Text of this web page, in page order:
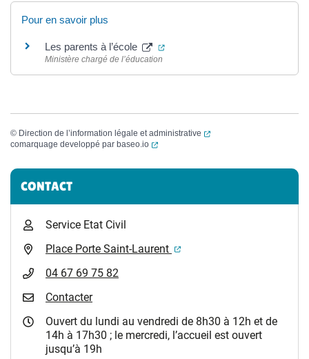
Pour en savoir plus
Les parents à l’école (ouverture dans un nouvel
Ministère chargé de l’éducation
© Direction de l’information légale et administrative
(ouverture dans un
comarquage developpé par baseo.io (ouverture dans un nouvel onglet)
Informations complémentaires
CONTACT
Service Etat Civil
Place Porte Saint-Laurent
(ouverture dans un
04 67 69 75 82
Contacter
Ouvert du lundi au vendredi de 8h30 à 12h et de
14h à 17h30 ; le mercredi, l’accueil est ouvert
jusqu’à 19h